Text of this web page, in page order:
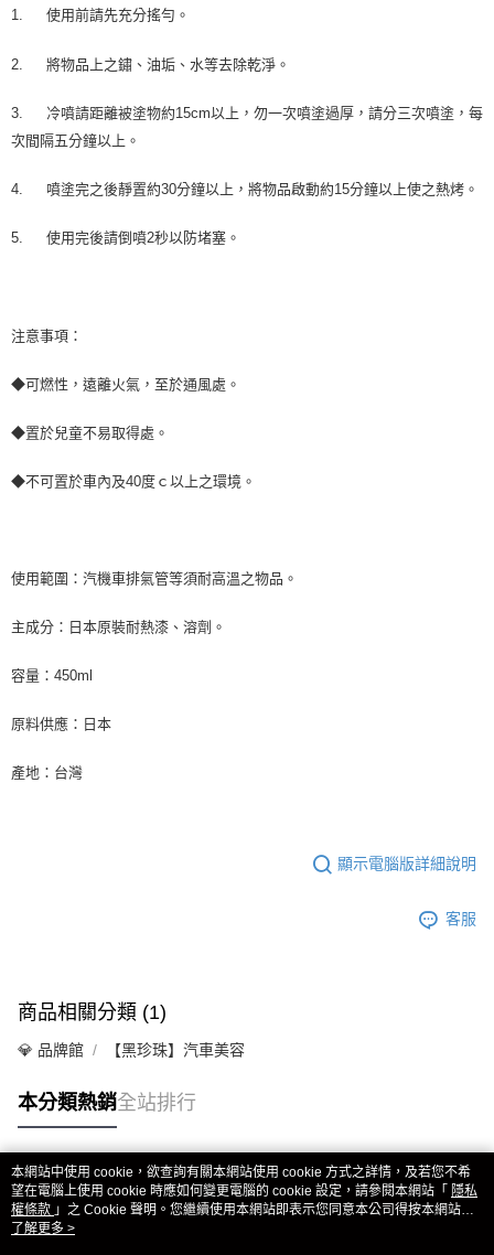
https://aftee.tw/terms/#terms3
任。
時審查核予不同之上限額度；若仍有額度不足之情形，本公司將視審查結果
５．嚴禁一人註冊多個帳號或使用他人資訊註冊。若發現惡意使用之情形，
每筆NT$70，滿NT$490(含以上)免運費
1. 使用前請先充分搖勻。
2. 將物品上之鏽、油垢、水等去除乾淨。
3.
冷噴請距離被塗物約15cm以上，勿一次噴塗過厚，請分三次噴塗，每
次間隔五分鐘以上。
4. 噴塗完之後靜置約30分鐘以上，將物品啟動約15分鐘以上使之熱烤。
5. 使用完後請倒噴2秒以防堵塞。
注意事項：
◆可燃性，遠離火氣，至於通風處。
◆置於兒童不易取得處。
◆不可置於車內及40度ｃ以上之環境。
使用範圍：汽機車排氣管等須耐高溫之物品。
主成分：日本原裝耐熱漆、溶劑。
容量：450ml
原料供應：日本
產地：台灣
顯示電腦版詳細說明
客服
商品相關分類 (1)
💎 品牌館 【黑珍珠】汽車美容
本分類熱銷全站排行
熱門標籤
本網站中使用 cookie，欲查詢有關本網站使用 cookie 方式之詳情，及若您不希
望在電腦上使用 cookie 時應如何變更電腦的 cookie 設定，請參閱本網站「 隱私
權條款 」之 Cookie 聲明。您繼續使用本網站即表示您同意本公司得按本網站使
用條款之 Cookie 聲明使用 cookie。
了解更多 >